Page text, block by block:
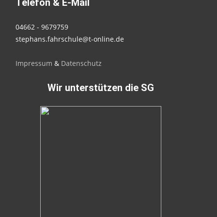
Telefon & E-Mail
04662 - 9679759
stephans.fahrschule@t-online.de
Impressum & Datenschutz
Wir unterstützen die SG